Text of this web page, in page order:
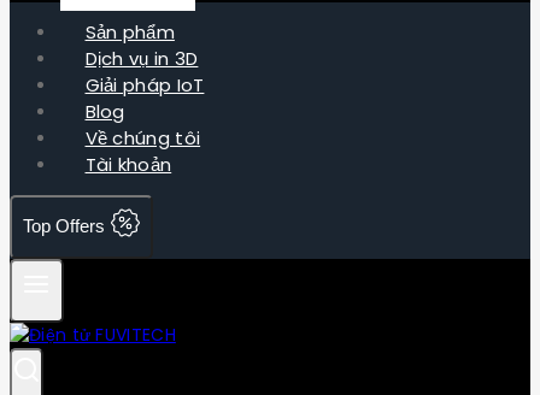
Sản phẩm
Dịch vụ in 3D
Giải pháp IoT
Blog
Về chúng tôi
Tài khoản
Top Offers